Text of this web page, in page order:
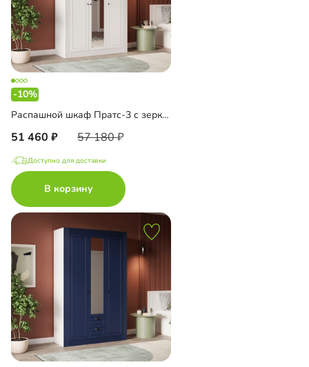
-10%
Распашной шкаф Пратс-3 с зеркалом
51 460 57 180
Доступно для доставки
В корзину